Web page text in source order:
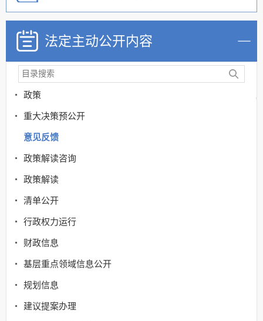
法定主动公开内容
政策
重大决策预公开
意见反馈
政策解读咨询
政策解读
清单公开
行政权力运行
财政信息
基层重点领域信息公开
规划信息
建议提案办理